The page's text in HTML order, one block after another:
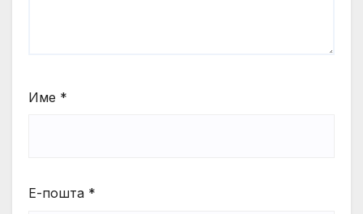
Име *
Е-пошта *